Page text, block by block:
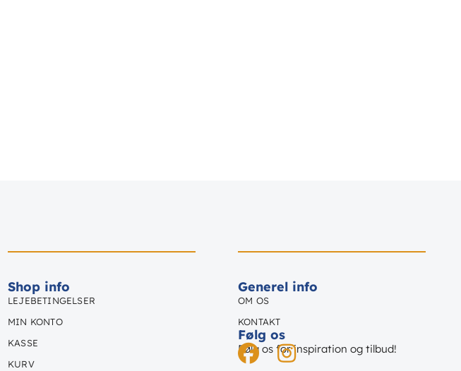
Shop info
LEJEBETINGELSER
MIN KONTO
KASSE
KURV
Generel info
OM OS
KONTAKT
Følg os
Følg os for inspiration og tilbud!